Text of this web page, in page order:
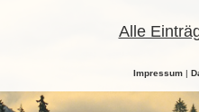
Alle
Impressum |